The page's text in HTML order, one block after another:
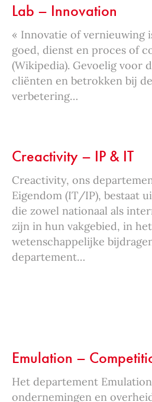
Lab – Innovation
« Innovatie of vernieuwing
goed, dienst en proces of
(Wikipedia). Gevoelig voor
cliënten en betrokken bij
verbetering…
Creactivity – IP & IT
Creactivity, ons
Eigendom (IT/IP), bestaat
die zowel nationaal als
zijn in hun vakgebied, in
wetenschappelijke
departement…
Emulation –
Het departement
ondernemingen en